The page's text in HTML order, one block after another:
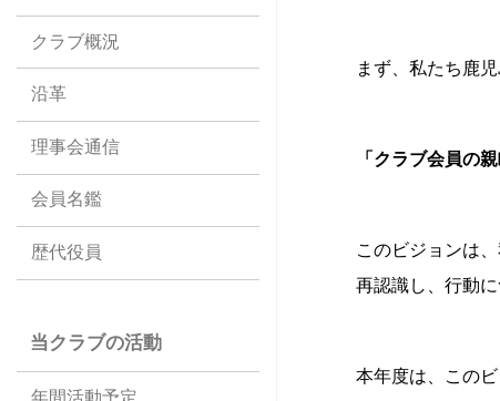
クラブ概況
沿革
理事会通信
会員名鑑
歴代役員
当クラブの活動
年間活動予定
まず、私たち鹿
「クラブ会員の
このビジョンは
再認識し、行動
本年度は、この